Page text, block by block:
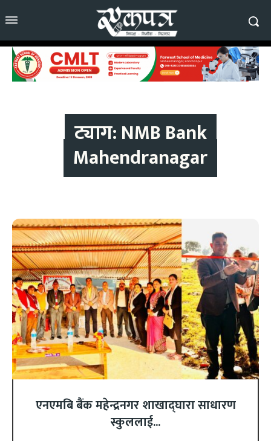
ट्याग:NMB Bank
Mahendranagar
एनएमबि बैंक महेन्द्रनगर शाखाद्घारा साधारण
स्कुललाई...